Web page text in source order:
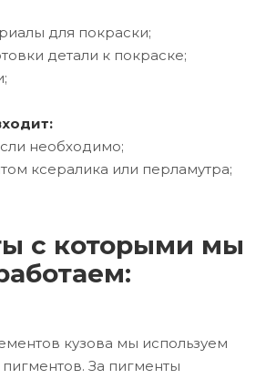
для покраски;
детали к покраске;
необходимо;
ксералика или перламутра;
с которыми мы
кузова мы используем
За пигменты